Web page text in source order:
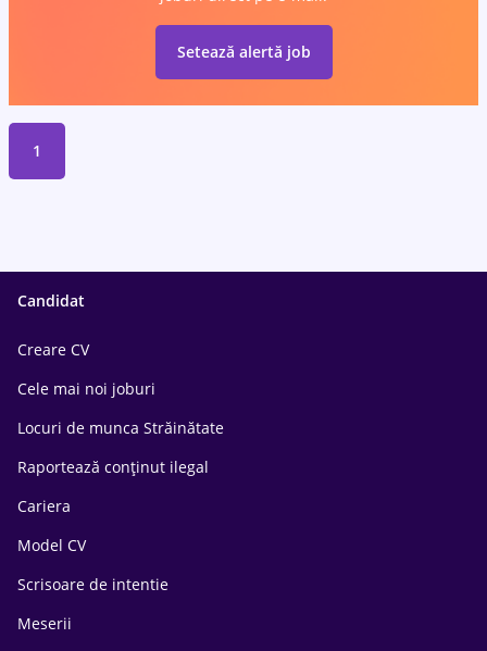
Setează alertă job
1
Candidat
Creare CV
Cele mai noi joburi
Locuri de munca Străinătate
Raportează conținut ilegal
Cariera
Model CV
Scrisoare de intentie
Meserii